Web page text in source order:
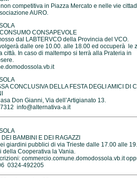
competitiva in Piazza Mercato e nelle vie
AURO.
CONSAPEVOLE
dal LABTERVCO della Provincia del VCO.
dalle ore 10.00. alle 18.00 ed occuperà le
città. In caso di maltempo si terrà alla Prateria in
CONCLUSIVA DELLA FESTA DEGLI AMICI DI
Don Gianni, Via dell’Artigianato 13.
info@alternativa-a.it
DEI BAMBINI E DEI RAGAZZI
giardini pubblici di via Trieste dalle 17.00 alle
della Cooperativa la Vania.
commercio.comune.domodossola.vb.it
0324-492205